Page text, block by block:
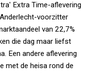
Extra Time-aflevering
voorzitter
van 22,7%
die dag maar liefst
Een andere aflevering
met de heisa rond de